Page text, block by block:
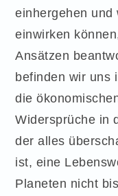
einhergehen
einwirken
Ansätzen
befinden wir uns
die
Widersprüche in
der alles
ist, eine
Planeten nicht